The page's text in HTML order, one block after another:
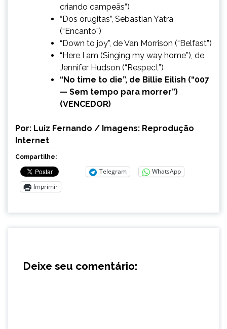
criando campeãs”)
“Dos orugitas”, Sebastian Yatra
(“Encanto”)
“Down to joy”, de Van Morrison (“Belfast”)
“Here I am (Singing my way home”), de
Jennifer Hudson (“Respect”)
“No time to die”, de Billie Eilish (“007
— Sem tempo para morrer”)
(VENCEDOR)
Por: Luiz Fernando / Imagens: Reprodução
Internet
Compartilhe:
Telegram
WhatsApp
Imprimir
Deixe seu comentário: